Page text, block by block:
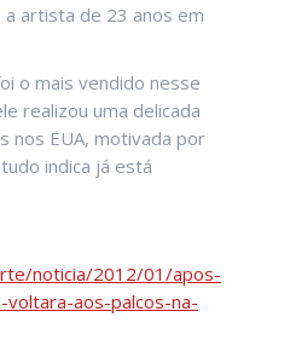
artista de 23 anos em
o mais vendido nesse
realizou uma delicada
nos EUA, motivada por
indica já está
noticia/2012/01/apos-
voltara-aos-palcos-na-